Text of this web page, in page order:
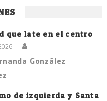
que late en el centro
González
de izquierda y Santa